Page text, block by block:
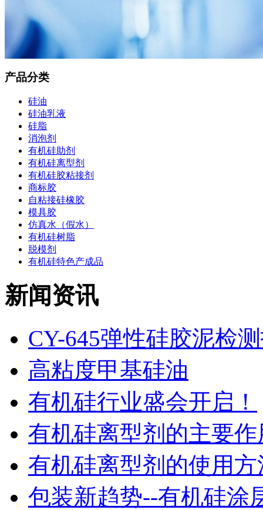
产品分类
硅油
硅油乳液
硅脂
消泡剂
有机硅助剂
有机硅离型剂
有机硅胶粘接剂
商标胶
自粘接硅橡胶
模具胶
仿真水（假水）
有机硅树脂
脱模剂
有机硅特色产成品
新闻资讯
CY-645弹性硅胶泥检
高粘度甲基硅油
有机硅行业盛会开启！
有机硅离型剂的主要作
有机硅离型剂的使用方
包装新趋势--有机硅涂